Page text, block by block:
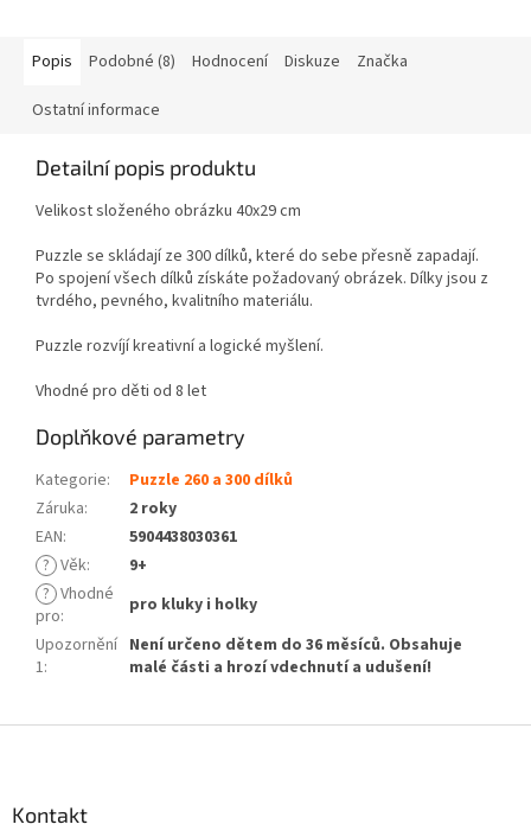
Popis Podobné (8) Hodnocení Diskuze Značka
Ostatní informace
Detailní popis produktu
Velikost složeného obrázku 40x29 cm
Puzzle se skládají ze 300 dílků, které do sebe přesně zapadají.
Po spojení všech dílků získáte požadovaný obrázek. Dílky jsou z
tvrdého, pevného, kvalitního materiálu.
Puzzle rozvíjí kreativní a logické myšlení.
Vhodné pro děti od 8 let
Doplňkové parametry
Kategorie:
Puzzle 260 a 300 dílků
Záruka:
2 roky
EAN:
5904438030361
? Věk:
9+
? Vhodné
pro:
pro kluky i holky
Upozornění
1:
Není určeno dětem do 36 měsíců. Obsahuje
malé části a hrozí vdechnutí a udušení!
Kontakt